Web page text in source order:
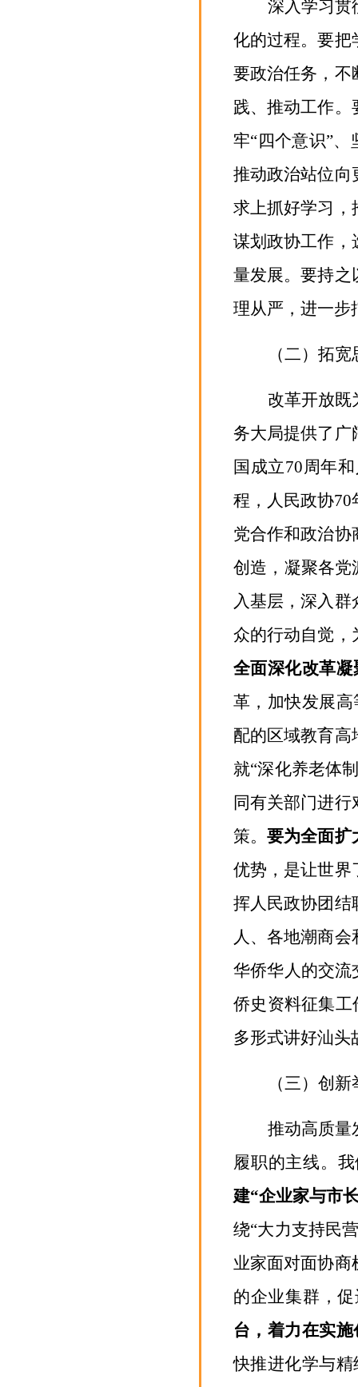
深入学习贯
化的过程。要把
要政治任务 ， 不
践、推动工作。
牢“四个意识”、
推动政治站位向
求上抓好学习，
谋划政协工作 ，
量发展。要持之
理从严， 进一步
（二）拓
改革开放既
务大局提供了广
国成立70周年
程，人民政协70
党合作和政治协
创造，凝聚各党
入基层，深入
众的行动自觉，
全面深化改革凝
革，加快发展
配的区域教育高
就“深化养老体
同有关部门进
策。要为全面扩
优势，是让世界
挥人民政协团结
人、各地潮商
华侨华人的交流
侨史资料征集工
多形式讲好汕头
（三）创
推动高质量
履职的主线。
建“企业家与市
绕“大力支持民
业家面对面协商
的企业集群 ，
台，着力在实
快推进化学与